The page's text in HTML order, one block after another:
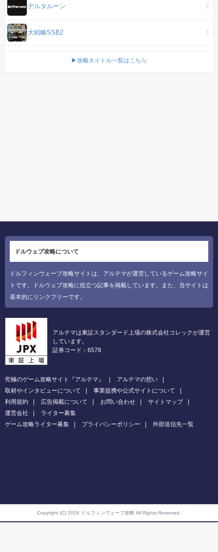
デルタルーン
大戦略SSB2
▶攻略タイトル一覧はこちら
ドルウェブ攻略について
ドルフィンウェーブ攻略サイトは、アルテマが運営しているゲーム攻略サイ
トです。ドルウェブ攻略に役立つ記事を掲載しています。また、当サイトは
基本的にリンクフリーです。
アルテマは東証スタンダード上場の株式会社コレックが運営
しています。
証券コード：6578
究極のゲーム攻略サイト『アルテマ』
アルテマの想い
取材やインタビューについて
事業提携や公式サイトについて
利用規約
広告掲載について お問い合わせ
サイトマップ
運営会社
ライター募集
ゲーム攻略ライター募集
プライバシーポリシー 外部送信先一覧
Copyright (C) 2026 ドルフィンウェーブ攻略 All Rights Reserved.